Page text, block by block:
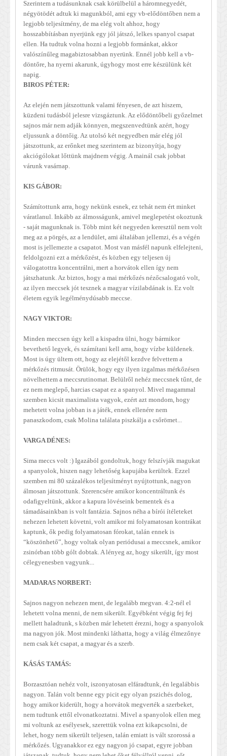
Szerintem a tudásunknak csak körülbelül a háromnegyedét,
négyötödét adtuk ki magunkból, ami egy vb-elődöntőben nem a
legjobb teljesítmény, de ma elég volt ahhoz, hogy
hosszabbításban nyerjünk egy jól játszó, lelkes spanyol csapat
ellen. Ha tudtuk volna hozni a legjobb formánkat, akkor
valószínűleg magabiztosabban nyerünk. Ennél jobb kell a vb-
döntőre, ha nyerni akarunk, úgyhogy most erre készülünk két
napig.
BIROS PÉTER:
Az elején nem játszottunk valami fényesen, de azt hiszem,
küzdeni tudásból jelesre vizsgáztunk. Az elődöntőbeli győzelmet
sajnos már nem adják könnyen, megszenvedtünk azért, hogy
eljussunk a döntőig. Az utolsó két negyedben már elég jól
játszottunk, az erőnket meg szerintem az bizonyítja, hogy
akciógólokat lőttünk majdnem végig. A mainál csak jobbat
várunk vasárnap.
KIS GÁBOR:
Számítottunk arra, hogy nekünk esnek, ez tehát nem ért minket
váratlanul. Inkább az álmosságunk, amivel meglepetést okoztunk
- saját magunknak is. Több mint két negyeden keresztül nem volt
meg az a pörgés, az a lendület, ami általában jellemzi, és a végén
most is jellemezte a csapatot. Most van másfél napunk elfelejteni,
feldolgozni ezt a mérkőzést, és közben egy teljesen új
válogatottra koncentrálni, mert a horvátok ellen így nem
játszhatunk. Az biztos, hogy a mai mérkőzés nézőcsalogató volt,
az ilyen meccsek jót tesznek a magyar vízilabdának is. Ez volt
életem egyik legélménydúsabb meccse.
NAGY VIKTOR:
Minden meccsen úgy kell a kispadra ülni, hogy bármikor
bevethető legyek, és számítani kell arra, hogy vízbe küldenek.
Most is úgy ültem ott, hogy az elejétől kezdve felvettem a
mérkőzés ritmusát. Örülök, hogy egy ilyen izgalmas mérkőzésen
növelhettem a meccsrutinomat. Belülről nehéz meccsnek tűnt, de
ez nem meglepő, harcias csapat ez a spanyol. Mivel magammal
szemben kicsit maximalista vagyok, ezért azt mondom, hogy
mehetett volna jobban is a játék, ennek ellenére nem
panaszkodom, csak Molina találata piszkálja a csőrömet...
VARGA DÉNES:
Sima meccs volt :) Igazából gondoltuk, hogy felszívják magukat
a spanyolok, hiszen nagy lehetőség kapujába kerültek. Ezzel
szemben mi 80 százalékos teljesítményt nyújtottunk, nagyon
álmosan játszottunk. Szerencsére amikor koncentráltunk és
odafigyeltünk, akkor a kapura lövéseink bementek és a
támadásainkban is volt fantázia. Sajnos néha a bírói ítéleteket
nehezen lehetett követni, volt amikor mi folyamatosan kontrákat
kaptunk, ők pedig folyamatosan fórokat, talán ennek is
“köszönhető”, hogy voltak olyan periódusai a meccsnek, amikor
zsinórban több gólt dobtak. A lényeg az, hogy sikerült, így most
célegyenesben vagyunk...
MADARAS NORBERT:
Sajnos nagyon nehezen ment, de legalább megvan. 4:2-nél el
lehetett volna menni, de nem sikerült. Egyébként végig fej fej
mellett haladtunk, s közben már lehetett érezni, hogy a spanyolok
ma nagyon jók. Most mindenki láthatta, hogy a világ élmezőnye
nem csak két csapat, a magyar és a szerb.
KÁSÁS TAMÁS:
Borzasztóan nehéz volt, iszonyatosan elfáradtunk, én legalábbis
nagyon. Talán volt benne egy picit egy olyan pszichés dolog,
hogy amikor kiderült, hogy a horvátok megverték a szerbeket,
nem tudtunk ettől elvonatkoztatni. Mivel a spanyolok ellen meg
mi voltunk az esélyesek, szerettük volna ezt kikapcsolni, de
lehet, hogy nem sikerült teljesen, talán emiatt is vált szorossá a
mérkőzés. Ugyanakkor ez egy nagyon jó csapat, egyre jobban